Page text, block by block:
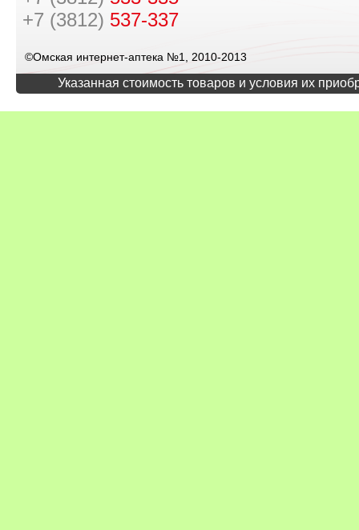
+7 (3812) 537-337
©Омская интернет-аптека №1, 2010-2013
Указанная стоимость товаров и условия их